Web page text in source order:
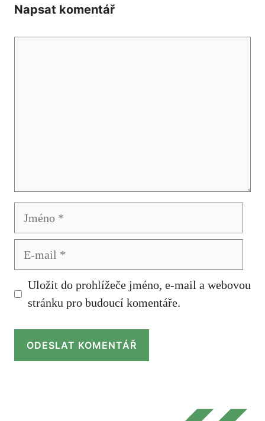
Napsat komentář
Jméno
Uložit do prohlížeče jméno, e-mail a webovou
stránku pro budoucí komentáře.